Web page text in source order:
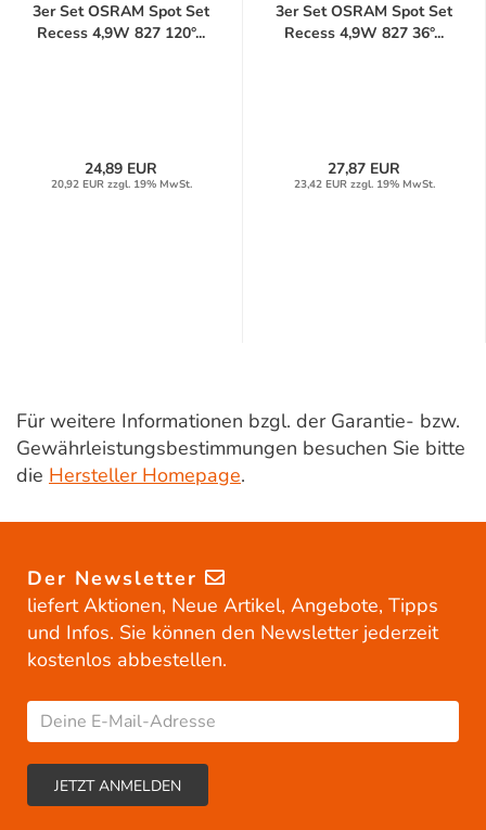
3er Set OSRAM Spot Set
Recess 4,9W 827 120°...
24,89 EUR
20,92 EUR zzgl. 19% MwSt.
3er Set OSRAM Spot Set
Recess 4,9W 827 36°...
27,87 EUR
23,42 EUR zzgl. 19% MwSt.
Für weitere Informationen bzgl. der Garantie- bzw.
Gewährleistungsbestimmungen besuchen Sie bitte
die Hersteller Homepage.
Der Newsletter
liefert Aktionen, Neue Artikel, Angebote, Tipps
und Infos. Sie können den Newsletter jederzeit
kostenlos abbestellen.